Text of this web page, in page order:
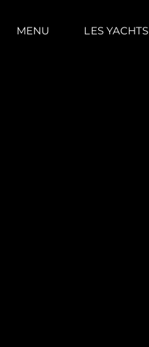
MENU LES YACHTS